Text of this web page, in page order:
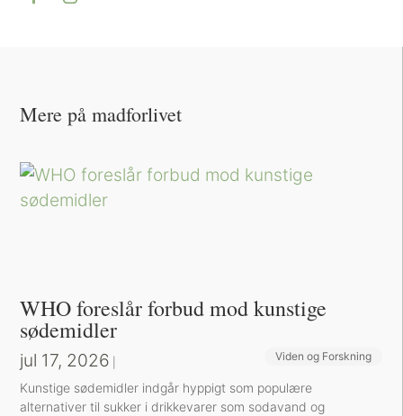
Mere på madforlivet
WHO foreslår forbud mod kunstige
sødemidler
jul 17, 2026 Viden og Forskning
Kunstige sødemidler indgår hyppigt som populære
alternativer til sukker i drikkevarer som sodavand og